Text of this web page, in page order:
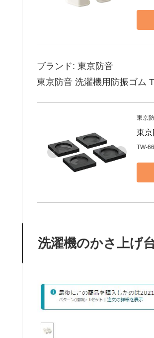
ブランド: 東京防音
東京防音 洗濯機用防振ゴム
東京
東
TW-
洗濯機のかさ上げ